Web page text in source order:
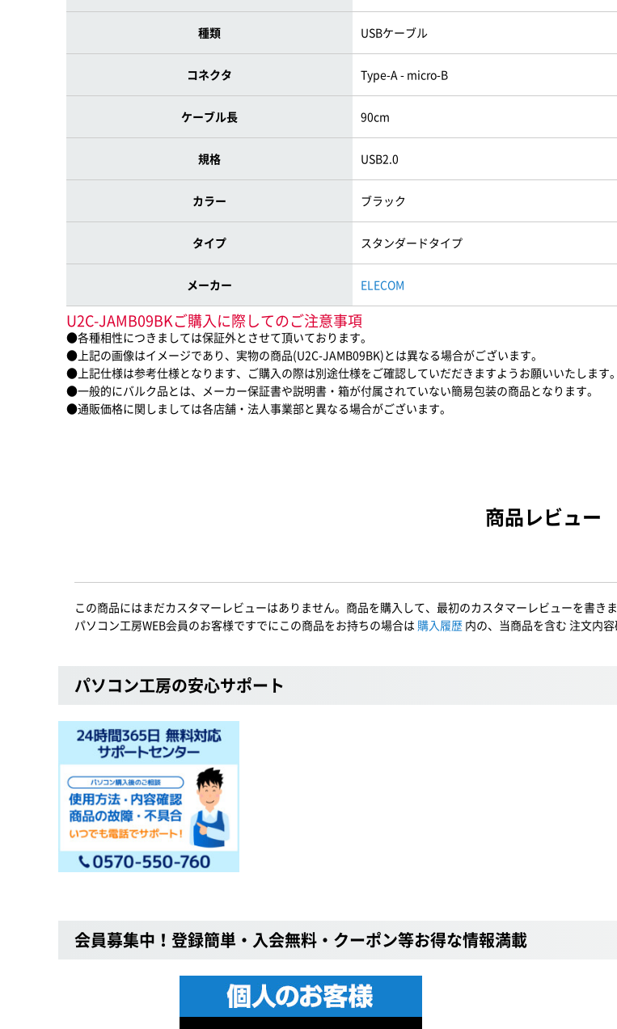
種類 USBケーブル
コネクタ Type-A - micro-B
ケーブル長 90cm
規格 USB2.0
カラー ブラック
タイプ スタンダードタイプ
メーカー ELECOM
U2C-JAMB09BKご購入に際してのご注意事項
●各種相性につきましては保証外とさせて頂いております。
●上記の画像はイメージであり、実物の商品(U2C-JAMB09BK)とは異なる場合がございます。
●上記仕様は参考仕様となります、ご購入の際は別途仕様をご確認していだだきますようお願いいたします。
●一般的にバルク品とは、メーカー保証書や説明書・箱が付属されていない簡易包装の商品となります。
●通販価格に関しましては各店舗・法人事業部と異なる場合がございます。
商品レビュー
この商品にはまだカスタマーレビューはありません。商品を購入して、最初のカスタマーレビューを書き
パソコン工房WEB会員のお客様ですでにこの商品をお持ちの場合は 購入履歴 内の、当商品を含む 注文内
パソコン工房の安心サポート
会員募集中！登録簡単・入会無料・クーポン等お得な情報満載